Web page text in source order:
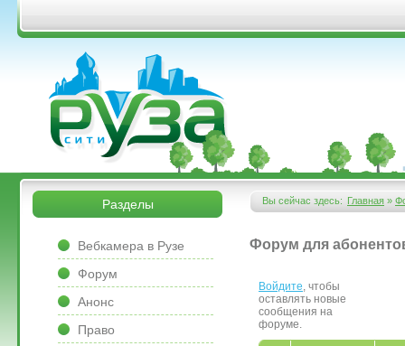
Перейти к основному содержанию
&bsps;
&bsps;
Вы сейчас здесь:
Вы здесь
Главная »
Форум для
Войдите, чтобы
оставлять новые
сообщения на
форуме.
Разделы
Вебкамера в Рузе
Форум
Анонс
Право